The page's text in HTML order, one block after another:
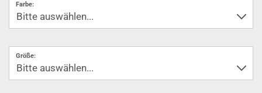
Farbe:
Größe: